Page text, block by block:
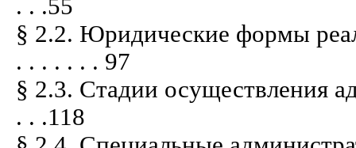
. . .55
§ 2.2. Юридические формы
. . . . . . . 97
§ 2.3. Стадии осуществления
. . .118